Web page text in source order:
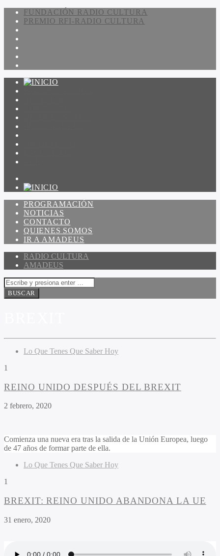
FUNDACIÓN RADIO CULTURA
PREMIO RFI-RADIO CULTURA
PROGRAMACIÓN
NOTICIAS
CONTACTO
QUIENES SOMOS
IR A AMADEUS
RADIO CULTURA
AMADEUS
Lo Que Tenes Que Saber Hoy
1
REINO UNIDO DESPUÉS DEL BREXIT
2 febrero, 2020
Comienza una nueva era tras la salida de la Unión Europea, luego
de 47 años de formar parte de ella.
Lo Que Tenes Que Saber Hoy
1
BREXIT: REINO UNIDO ABANDONA LA UE
31 enero, 2020